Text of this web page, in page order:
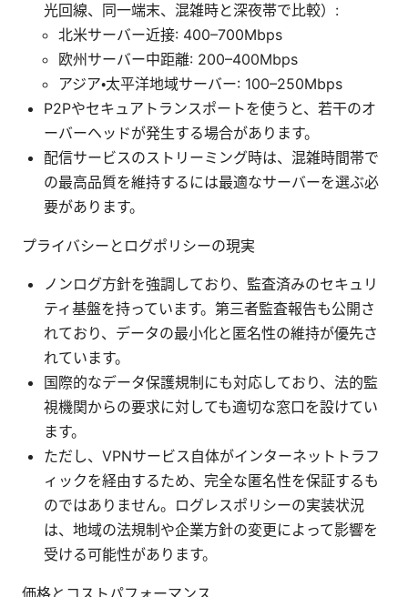
光回線、同一端末、混雑時と深夜帯で比較）:
北米サーバー近接: 400–700Mbps
欧州サーバー中距離: 200–400Mbps
アジア・太平洋地域サーバー: 100–250Mbps
P2Pやセキュアトランスポートを使うと、若干のオ
ーバーヘッドが発生する場合があります。
配信サービスのストリーミング時は、混雑時間帯で
の最高品質を維持するには最適なサーバーを選ぶ必
要があります。
プライバシーとログポリシーの現実
ノンログ方針を強調しており、監査済みのセキュリ
ティ基盤を持っています。第三者監査報告も公開さ
れており、データの最小化と匿名性の維持が優先さ
れています。
国際的なデータ保護規制にも対応しており、法的監
視機関からの要求に対しても適切な窓口を設けてい
ます。
ただし、VPNサービス自体がインターネットトラフ
ィックを経由するため、完全な匿名性を保証するも
のではありません。ログレスポリシーの実装状況
は、地域の法規制や企業方針の変更によって影響を
受ける可能性があります。